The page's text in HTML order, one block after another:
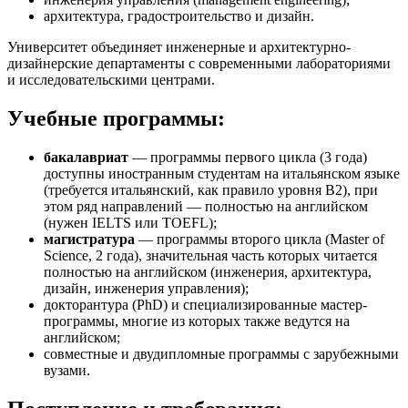
архитектура, градостроительство и дизайн.
Университет объединяет инженерные и архитектурно-
дизайнерские департаменты с современными лабораториями
и исследовательскими центрами.
Учебные программы:
бакалавриат — программы первого цикла (3 года)
доступны иностранным студентам на итальянском языке
(требуется итальянский, как правило уровня B2), при
этом ряд направлений — полностью на английском
(нужен IELTS или TOEFL);
магистратура — программы второго цикла (Master of
Science, 2 года), значительная часть которых читается
полностью на английском (инженерия, архитектура,
дизайн, инженерия управления);
докторантура (PhD) и специализированные мастер-
программы, многие из которых также ведутся на
английском;
совместные и двудипломные программы с зарубежными
вузами.